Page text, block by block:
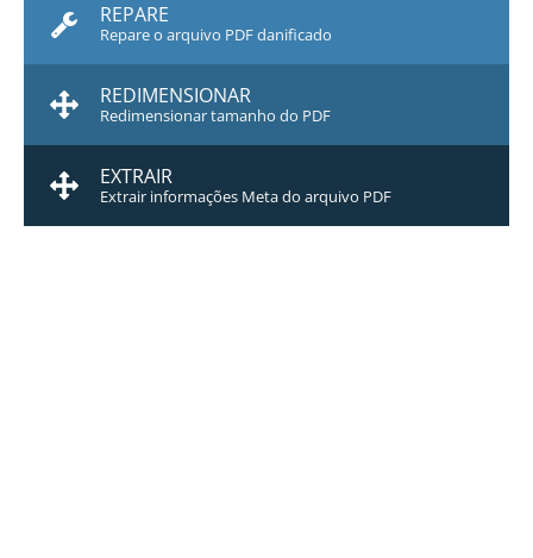
REPARE
Repare o arquivo PDF danificado
REDIMENSIONAR
Redimensionar tamanho do PDF
EXTRAIR
Extrair informações Meta do arquivo PDF